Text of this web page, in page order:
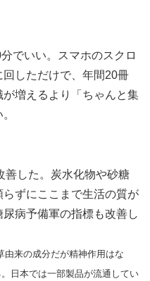
でいい。スマホのスクロ
しただけで、年間20冊
増えるより「ちゃんと集
善した。炭水化物や砂糖
ずにここまで生活の質が
尿病予備軍の指標も改善し
来の成分だが精神作用はな
日本では一部製品が流通してい